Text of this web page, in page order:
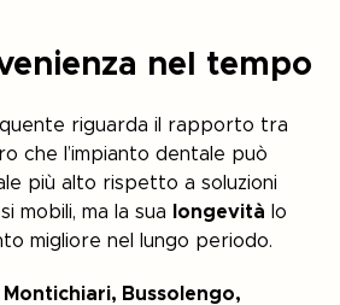
nel tempo
riguarda il rapporto tra
che l’impianto dentale può
più alto rispetto a soluzioni
mobili, ma la sua
longevità lo
migliore nel lungo periodo.
Montichiari, Bussolengo,